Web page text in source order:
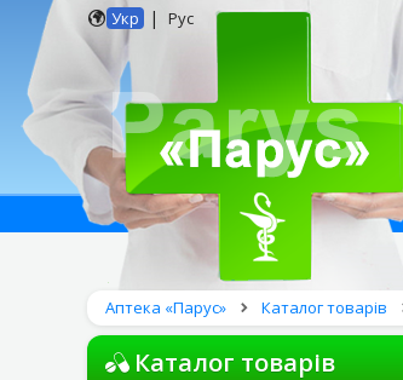
Укр | Рус
Аптека «Парус» Каталог товарів
Каталог товарів